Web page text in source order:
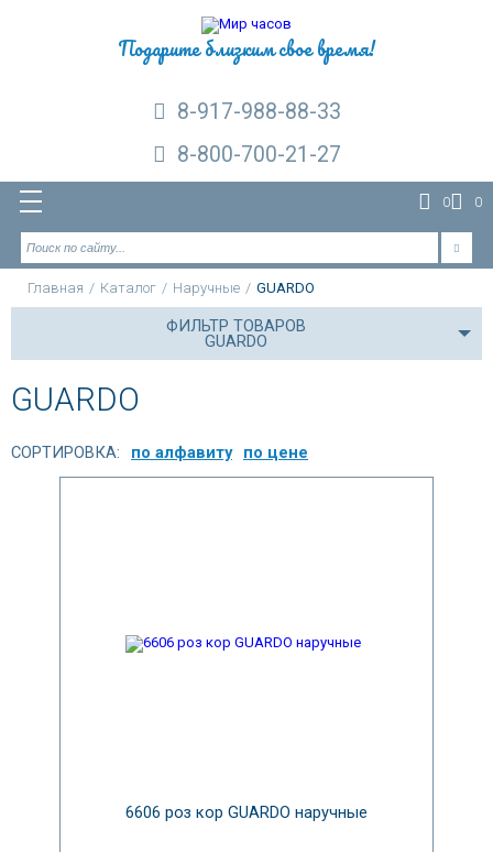
Подарите близким свое время!
8-917-988-88-33
8-800-700-21-27
0 0
Главная / Каталог / Наручные / GUARDO
ФИЛЬТР ТОВАРОВ
GUARDO
GUARDO
СОРТИРОВКА: по алфавиту по цене
6606 роз кор GUARDO наручные